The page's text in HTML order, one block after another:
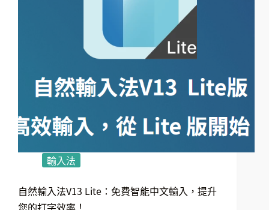
輸入法
自然輸入法V13 Lite：免費智能中文輸入，提升